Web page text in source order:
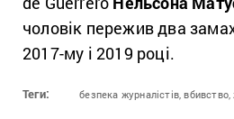
чоловік пережив два
2017-му і 2019 році.
Теги: безпека журналістів, вбивство,